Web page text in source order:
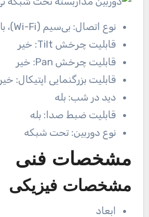
نوع اتصال: بی‌سیم (Wi-Fi)، باسیم (LAN)
قابلیت چرخش Tilt:
خیر
قابلیت چرخش Pan:
خیر
قابلیت بزرگنمایی اپتیکال: خیر
دید در شب: بله
قابلیت ضبط صدا: بله
نوع دوربین: تحت شبکه
مشخصات فنی
مشخصات فیزیکی
ابعاد